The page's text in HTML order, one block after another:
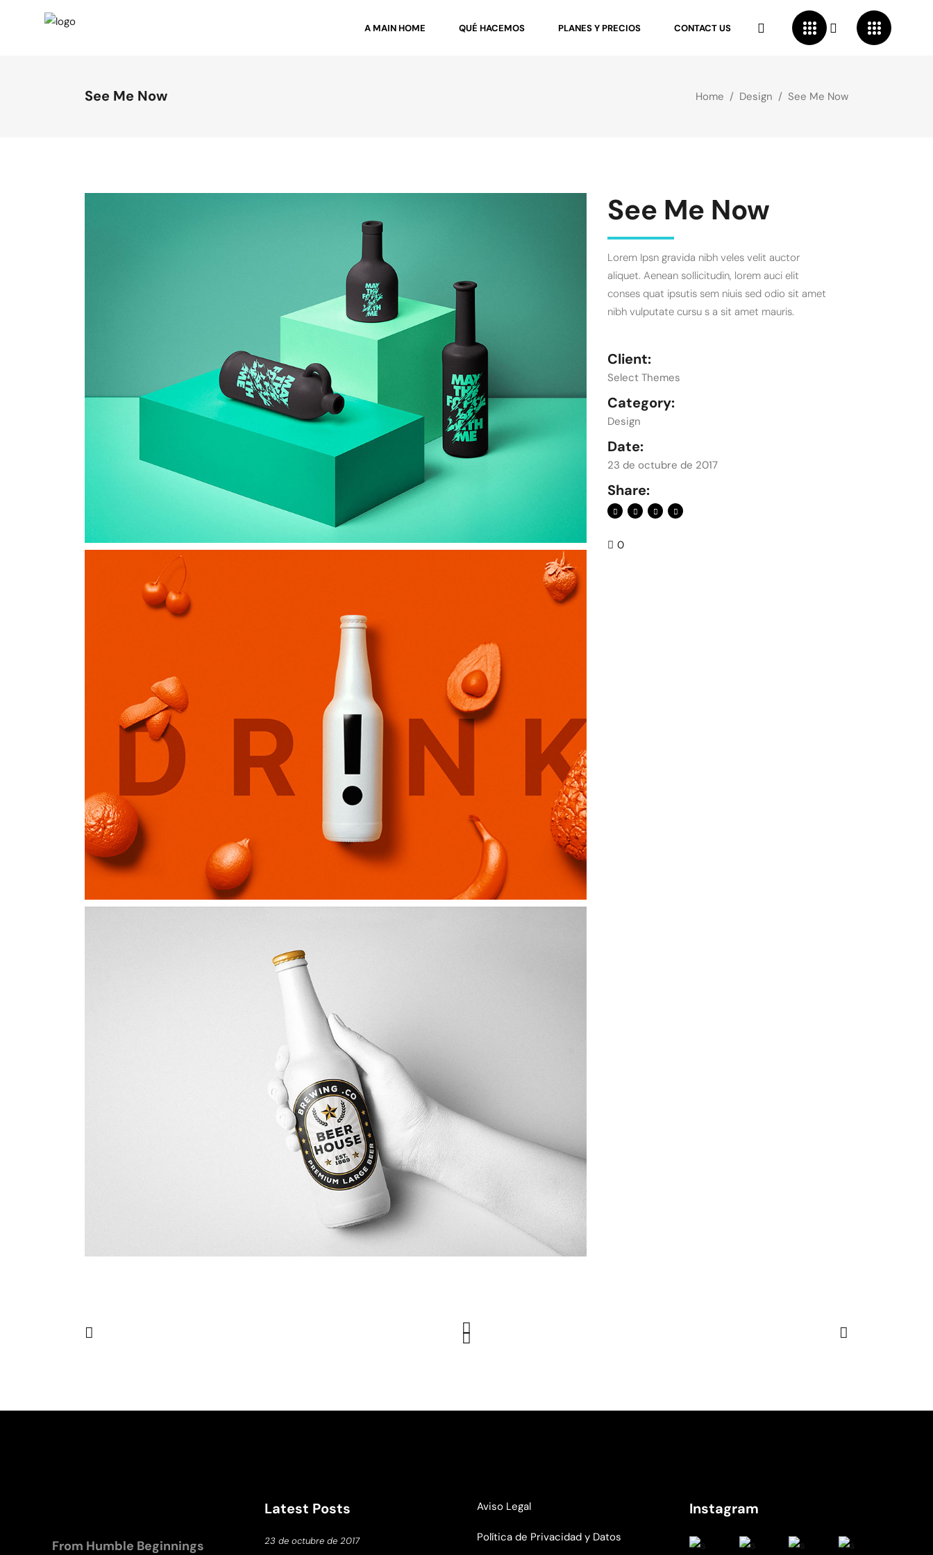
A MAIN HOME QUÉ HACEMOS PLANES Y PRECIOS CONTACT US
See Me Now Home / Design / See Me Now
See Me Now
Lorem Ipsn gravida nibh veles velit auctor
aliquet. Aenean sollicitudin, lorem auci elit
conses quat ipsutis sem niuis sed odio sit amet
nibh vulputate cursu s a sit amet mauris.
Client:
Select Themes
Category:
Design
Date:
23 de octubre de 2017
Share:
0
From Humble Beginnings
Latest Posts
23 de octubre de 2017
Aviso Legal
Política de Privacidad y Datos
Instagram